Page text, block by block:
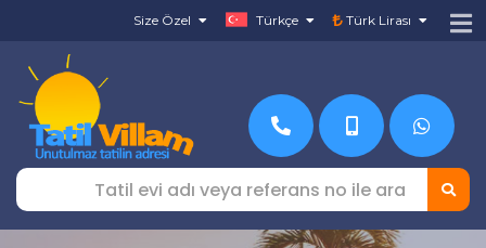
Size Özel Türkçe Türk Lirası